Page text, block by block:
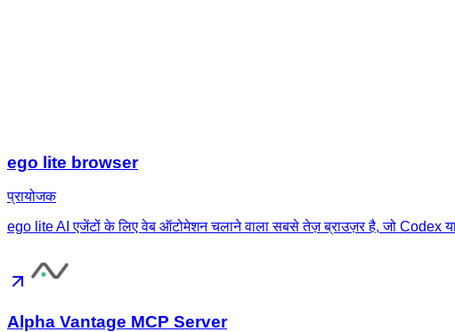
ego lite browser
प्रायोजक
ego lite AI एजेंटों के लिए वेब ऑटोमेशन चलाने वाला सबसे तेज़ ब्राउज़र है, जो Codex
Alpha Vantage MCP Server